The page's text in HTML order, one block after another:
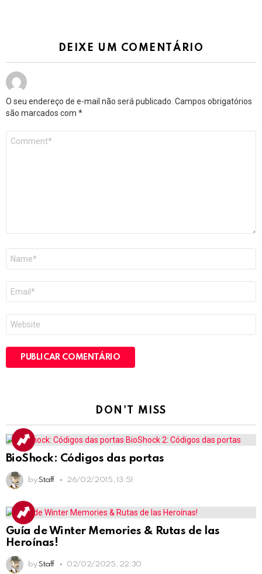
DEIXE UM COMENTÁRIO
O seu endereço de e-mail não será publicado. Campos obrigatórios
são marcados com *
mail
*
DON'T MISS
BioShock: Códigos das portas
by Staff 26/02/2015, 13:51
Guía de Winter Memories & Rutas de las
Heroínas!
by Staff 02/02/2025, 22:30